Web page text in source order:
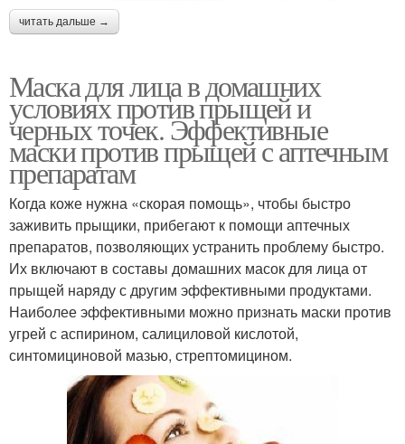
читать дальше →
Маска для лица в домашних
условиях против прыщей и
черных точек. Эффективные
маски против прыщей с аптечным
препаратам
Когда коже нужна «скорая помощь», чтобы быстро
заживить прыщики, прибегают к помощи аптечных
препаратов, позволяющих устранить проблему быстро.
Их включают в составы домашних масок для лица от
прыщей наряду с другим эффективными продуктами.
Наиболее эффективными можно признать маски против
угрей с аспирином, салициловой кислотой,
синтомициновой мазью, стрептомицином.